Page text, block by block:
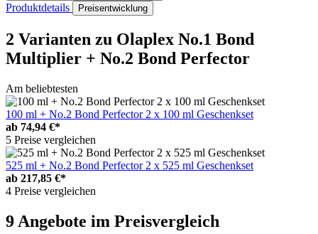
Produktdetails Preisentwicklung
2 Varianten zu Olaplex No.1 Bond
Multiplier + No.2 Bond Perfector
Am beliebtesten
100 ml + No.2 Bond Perfector 2 x 100 ml Geschenkset
ab 74,94 €*
5 Preise vergleichen
525 ml + No.2 Bond Perfector 2 x 525 ml Geschenkset
ab 217,85 €*
4 Preise vergleichen
9 Angebote im Preisvergleich